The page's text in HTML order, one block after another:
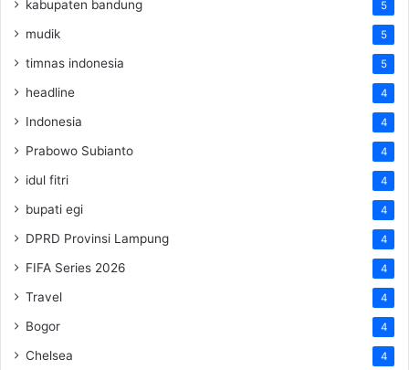
kabupaten bandung 5
mudik 5
timnas indonesia 5
headline 4
Indonesia 4
Prabowo Subianto 4
idul fitri 4
bupati egi 4
DPRD Provinsi Lampung 4
FIFA Series 2026 4
Travel 4
Bogor 4
Chelsea 4